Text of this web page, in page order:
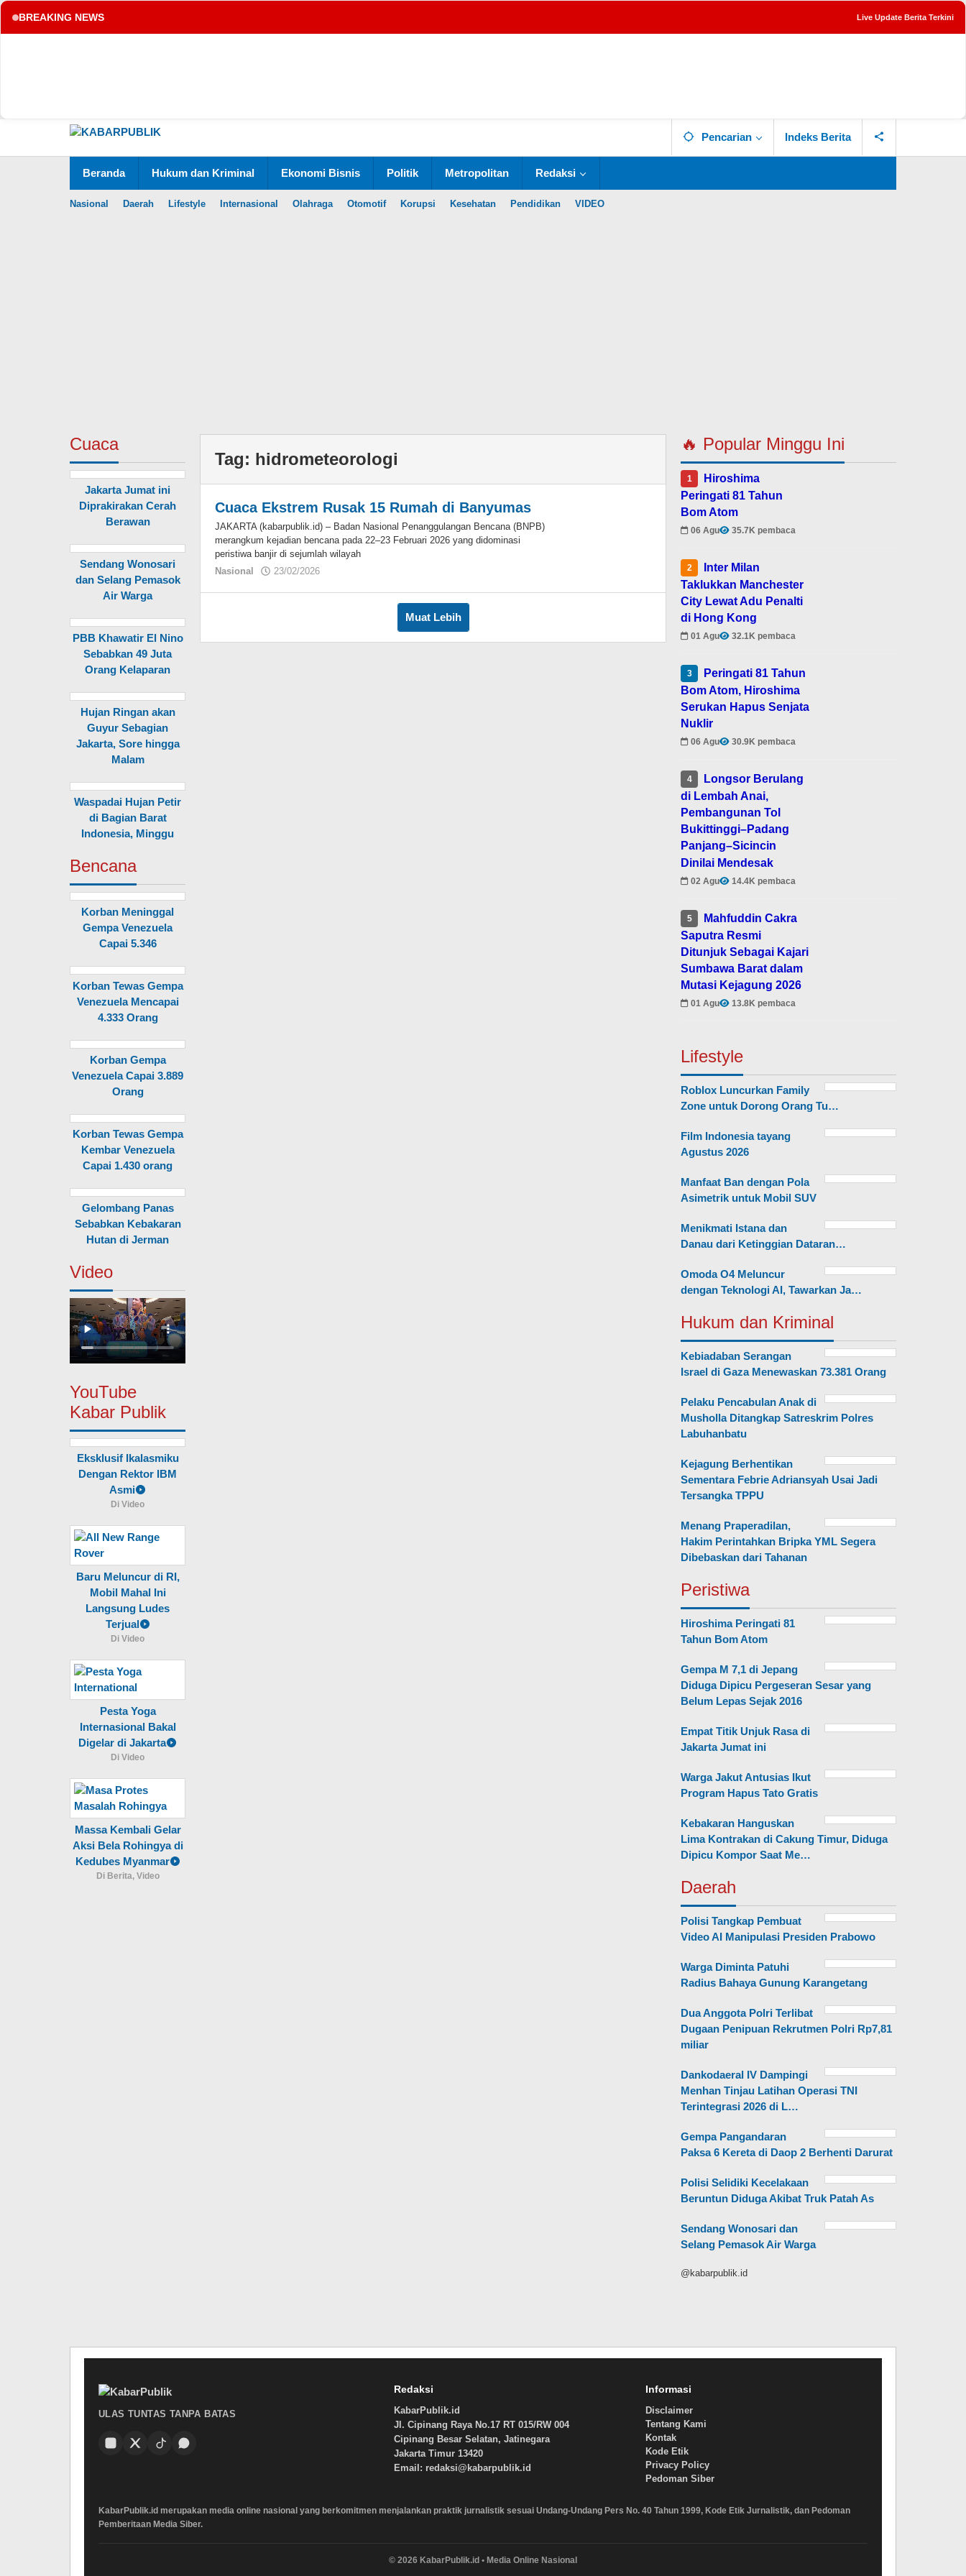
BREAKING NEWS Live Update Berita Terkini
konten
Pencarian Indeks Berita
Beranda Hukum dan Kriminal Ekonomi Bisnis Politik Metropolitan Redaksi
Nasional Daerah Lifestyle Internasional Olahraga Otomotif Korupsi Kesehatan Pendidikan VIDEO
Cuaca
Jakarta Jumat ini
Diprakirakan Cerah
Berawan
Sendang Wonosari
dan Selang Pemasok
Air Warga
PBB Khawatir El Nino
Sebabkan 49 Juta
Orang Kelaparan
Hujan Ringan akan
Guyur Sebagian
Jakarta, Sore hingga
Malam
Waspadai Hujan Petir
di Bagian Barat
Indonesia, Minggu
Bencana
Korban Meninggal
Gempa Venezuela
Capai 5.346
Korban Tewas Gempa
Venezuela Mencapai
4.333 Orang
Korban Gempa
Venezuela Capai 3.889
Orang
Korban Tewas Gempa
Kembar Venezuela
Capai 1.430 orang
Gelombang Panas
Sebabkan Kebakaran
Hutan di Jerman
Video
YouTube
Kabar Publik
Eksklusif Ikalasmiku
Dengan Rektor IBM
Asmi
Di Video
Baru Meluncur di RI,
Mobil Mahal Ini
Langsung Ludes
Terjual
Di Video
Pesta Yoga
Internasional Bakal
Digelar di Jakarta
Di Video
Massa Kembali Gelar
Aksi Bela Rohingya di
Kedubes Myanmar
Di Berita, Video
Tag: hidrometeorologi
Cuaca Ekstrem Rusak 15 Rumah di Banyumas
JAKARTA (kabarpublik.id) – Badan Nasional Penanggulangan Bencana (BNPB)
merangkum kejadian bencana pada 22–23 Februari 2026 yang didominasi
peristiwa banjir di sejumlah wilayah
Nasional
23/02/2026
Muat Lebih
🔥 Popular Minggu Ini
1
Hiroshima
Peringati 81 Tahun
Bom Atom
06 Agu 35.7K pembaca
2
Inter Milan
Taklukkan Manchester
City Lewat Adu Penalti
di Hong Kong
01 Agu 32.1K pembaca
3
Peringati 81 Tahun
Bom Atom, Hiroshima
Serukan Hapus Senjata
Nuklir
06 Agu 30.9K pembaca
4
Longsor Berulang
di Lembah Anai,
Pembangunan Tol
Bukittinggi–Padang
Panjang–Sicincin
Dinilai Mendesak
02 Agu 14.4K pembaca
5
Mahfuddin Cakra
Saputra Resmi
Ditunjuk Sebagai Kajari
Sumbawa Barat dalam
Mutasi Kejagung 2026
01 Agu 13.8K pembaca
Lifestyle
Roblox Luncurkan Family
Zone untuk Dorong Orang Tu…
Film Indonesia tayang
Agustus 2026
Manfaat Ban dengan Pola
Asimetrik untuk Mobil SUV
Menikmati Istana dan
Danau dari Ketinggian Dataran…
Omoda O4 Meluncur
dengan Teknologi AI, Tawarkan Ja…
Hukum dan Kriminal
Kebiadaban Serangan
Israel di Gaza Menewaskan 73.381 Orang
Pelaku Pencabulan Anak di
Musholla Ditangkap Satreskrim Polres
Labuhanbatu
Kejagung Berhentikan
Sementara Febrie Adriansyah Usai Jadi
Tersangka TPPU
Menang Praperadilan,
Hakim Perintahkan Bripka YML Segera
Dibebaskan dari Tahanan
Peristiwa
Hiroshima Peringati 81
Tahun Bom Atom
Gempa M 7,1 di Jepang
Diduga Dipicu Pergeseran Sesar yang
Belum Lepas Sejak 2016
Empat Titik Unjuk Rasa di
Jakarta Jumat ini
Warga Jakut Antusias Ikut
Program Hapus Tato Gratis
Kebakaran Hanguskan
Lima Kontrakan di Cakung Timur, Diduga
Dipicu Kompor Saat Me…
Daerah
Polisi Tangkap Pembuat
Video AI Manipulasi Presiden Prabowo
Warga Diminta Patuhi
Radius Bahaya Gunung Karangetang
Dua Anggota Polri Terlibat
Dugaan Penipuan Rekrutmen Polri Rp7,81
miliar
Dankodaeral IV Dampingi
Menhan Tinjau Latihan Operasi TNI
Terintegrasi 2026 di L…
Gempa Pangandaran
Paksa 6 Kereta di Daop 2 Berhenti Darurat
Polisi Selidiki Kecelakaan
Beruntun Diduga Akibat Truk Patah As
Sendang Wonosari dan
Selang Pemasok Air Warga
@kabarpublik.id
ULAS TUNTAS TANPA BATAS
Redaksi
KabarPublik.id
Jl. Cipinang Raya No.17 RT 015/RW 004
Cipinang Besar Selatan, Jatinegara
Jakarta Timur 13420
Email: redaksi@kabarpublik.id
Informasi
Disclaimer
Tentang Kami
Kontak
Kode Etik
Privacy Policy
Pedoman Siber
KabarPublik.id merupakan media online nasional yang berkomitmen menjalankan praktik jurnalistik sesuai Undang-Undang Pers No. 40 Tahun 1999, Kode Etik Jurnalistik, dan Pedoman
Pemberitaan Media Siber.
© 2026 KabarPublik.id • Media Online Nasional